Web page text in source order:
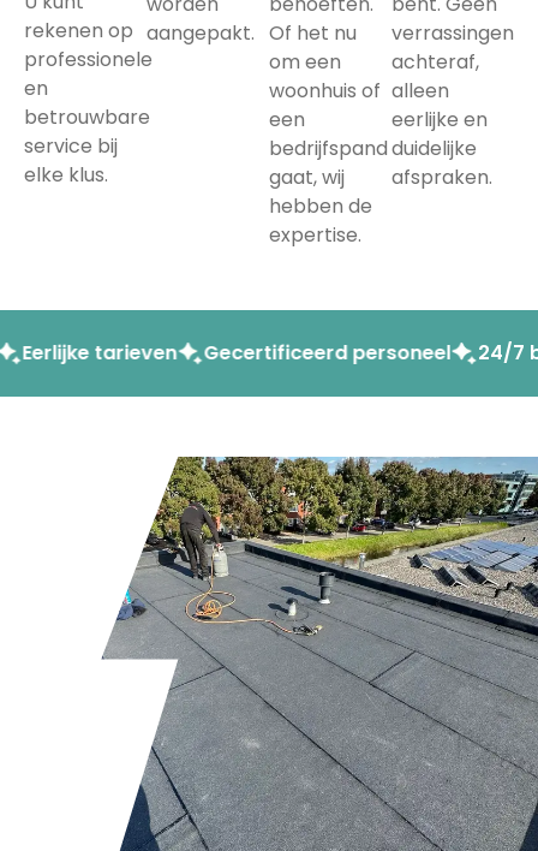
rekenen op
professionele
en
betrouwbare
service bij
elke klus.
aangepakt. Of het nu
om een
woonhuis of
een
bedrijfspand
gaat, wij
hebben de
expertise.
verrassingen
achteraf,
alleen
eerlijke en
duidelijke
afspraken.
tarieven Gecertificeerd personeel 24/7